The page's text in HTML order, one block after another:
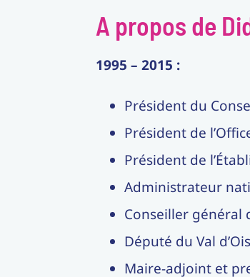
A propos de
1995 – 2015 :
Président du
Président de
Président de
Administrateur
Conseiller général
Député du Val
Maire-adjoint et